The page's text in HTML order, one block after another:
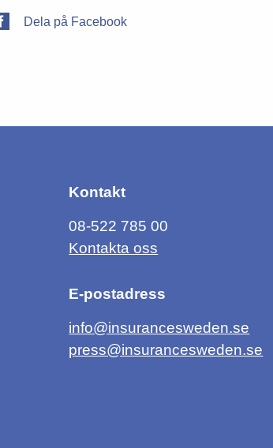
Dela på Facebook
Kontakt
08-522 785 00
Kontakta oss
E-postadress
info@insurancesweden.se
press@insurancesweden.se